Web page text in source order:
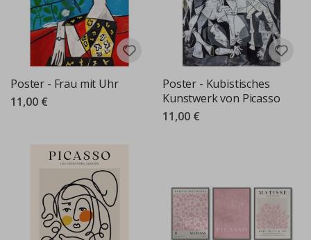
Poster - Frau mit Uhr
11,00 €
Poster - Kubistisches
Kunstwerk von Picasso
11,00 €